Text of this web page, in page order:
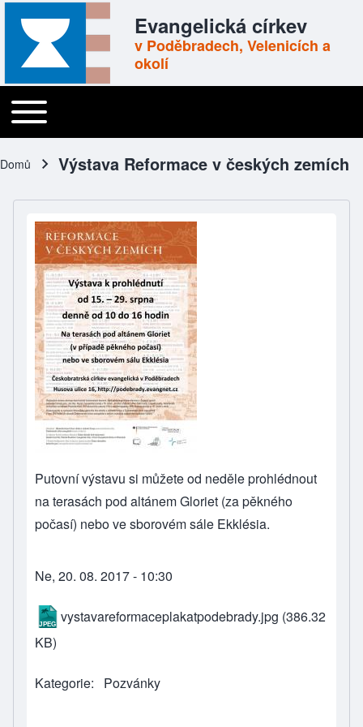
Evangelická církev
v Poděbradech, Velenicích a
okolí
Main navigation
Toggle main menu
Drobečková navigace
Domů Výstava Reformace v českých zemích
Putovní výstavu si můžete od neděle prohlédnout
na terasách pod altánem Gloriet (za pěkného
počasí) nebo ve sborovém sále Ekklésia.
Ne, 20. 08. 2017 - 10:30
vystavareformaceplakatpodebrady.jpg (386.32
KB)
Kategorie Pozvánky